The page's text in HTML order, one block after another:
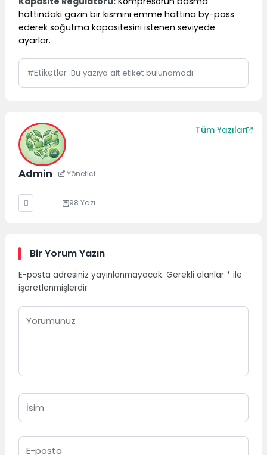
hattındaki gazın bir kısmını emme hattına by-pass
ederek soğutma kapasitesini istenen seviyede
ayarlar.
Etiketler :Bu yazıya ait etiket bulunamadı.
Admin Yönetici
Tüm Yazılar
98 Yazı
Bir Yorum Yazın
E-posta adresiniz yayınlanmayacak. Gerekli alanlar * ile
işaretlenmişlerdir